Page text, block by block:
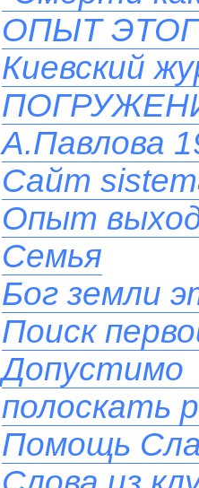
ОПЫТ
Киевский
А.Павлова
Сайт
Опыт
Семья
Бог земли
Поиск
полоскать
Помощь